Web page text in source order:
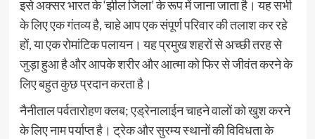
इसे अक्सर भारत के ‘झील जिला’ के रूप में जाना जाता है। यह सभी
के लिए एक गंतव्य है, चाहे आप एक संपूर्ण परिवार की तलाश कर रहे
हों, या एक रोमांटिक पलायन। यह प्रमुख शहरों से अच्छी तरह से
जुड़ा हुआ है और आपके शरीर और आत्मा को फिर से जीवंत करने के
लिए बहुत कुछ प्रदान करता है।
नैनीताल पर्वतारोहण क्लब; एड्रेनालाईन चाहने वालों को खुश करने
के लिए नाम पर्याप्त है। ट्रेक और सुरम्य स्थानों की विविधता के